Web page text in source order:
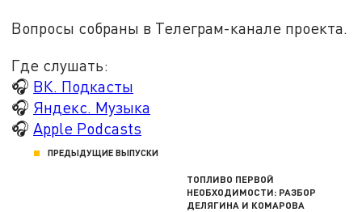
Вопросы собраны в Телеграм-канале проекта.
Где слушать:
🎧 ВК. Подкасты
🎧 Яндекс. Музыка
🎧 Apple Podcasts
ПРЕДЫДУЩИЕ ВЫПУСКИ
ТОПЛИВО ПЕРВОЙ
НЕОБХОДИМОСТИ: РАЗБОР
ДЕЛЯГИНА И КОМАРОВА